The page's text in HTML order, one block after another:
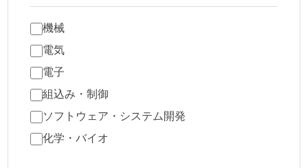
機械
電気
電子
組込み・制御
ソフトウェア・システム開発
化学・バイオ